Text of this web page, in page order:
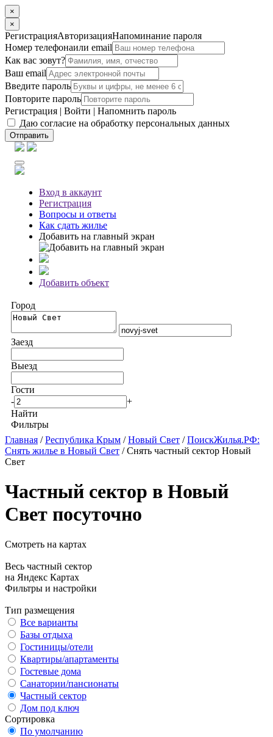
×
×
РегистрацияАвторизацияНапоминание пароля
Номер телефонаили email
Как вас зовут?
Ваш email
Введите пароль
Повторите пароль
Регистрация | Войти | Напомнить пароль
Даю согласие на обработку персональных данных
Отправить
Вход в аккаунт
Регистрация
Вопросы и ответы
Как сдать жилье
Добавить на главный экран
Добавить объект
Город
Заезд
Выезд
Гости
-
+
Найти
Фильтры
Главная /Республика Крым /Новый Свет /ПоискЖилья.РФ:
Снять жилье в Новый Свет / Снять частный сектор Новый
Свет
Частный сектор в Новый
Свет посуточно
Смотреть на картах
Весь частный сектор
на Яндекс Картах
Фильтры и настройки
Тип размещения
Все варианты
Базы отдыха
Гостиницы/отели
Квартиры/апартаменты
Гостевые дома
Санатории/пансионаты
Частный сектор
Дом под ключ
Сортировка
По умолчанию